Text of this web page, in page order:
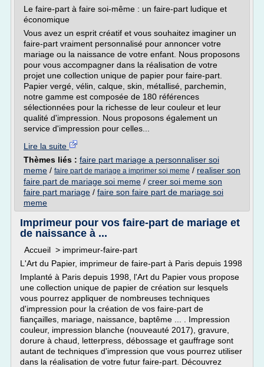
Le faire-part à faire soi-même : un faire-part ludique et
économique
Vous avez un esprit créatif et vous souhaitez imaginer un
faire-part vraiment personnalisé pour annoncer votre
mariage ou la naissance de votre enfant. Nous proposons
pour vous accompagner dans la réalisation de votre
projet une collection unique de papier pour faire-part.
Papier vergé, vélin, calque, skin, métallisé, parchemin,
notre gamme est composée de 180 références
sélectionnées pour la richesse de leur couleur et leur
qualité d'impression. Nous proposons également un
service d'impression pour celles...
Lire la suite
Thèmes liés : faire part mariage a personnaliser soi
meme / faire part de mariage a imprimer soi meme / realiser son
faire part de mariage soi meme / creer soi meme son
faire part mariage / faire son faire part de mariage soi
meme
Imprimeur pour vos faire-part de mariage et
de naissance à ...
Accueil > imprimeur-faire-part
L'Art du Papier, imprimeur de faire-part à Paris depuis 1998
Implanté à Paris depuis 1998, l'Art du Papier vous propose
une collection unique de papier de création sur lesquels
vous pourrez appliquer de nombreuses techniques
d'impression pour la création de vos faire-part de
fiançailles, mariage, naissance, baptême ... . Impression
couleur, impression blanche (nouveauté 2017), gravure,
dorure à chaud, letterpress, débossage et gauffrage sont
autant de techniques d'impression que vous pourrez utiliser
dans la réalisation de votre futur faire-part. Découvrez